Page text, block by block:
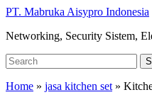
Skip
main
PT. Mabruka Aisypro Indonesia
Networking, Security Sistem,
Search
for:
Home » jasa kitchen set »